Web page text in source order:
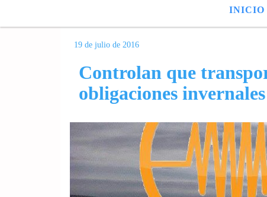
INICIO
19 de julio de 2016
Controlan que
obligaciones invernales